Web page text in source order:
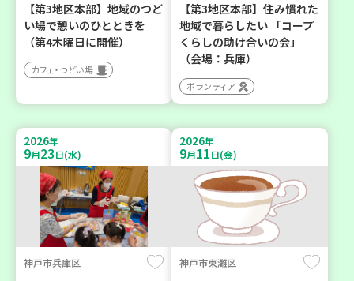
【第3地区本部】地域のつど
い場で憩いのひとときを
（第4木曜日に開催）
カフェ・つどい場
【第3地区本部】住み慣れた
地域で暮らしたい 「コープ
くらしの助け合いの会」
（会場：兵庫）
ボランティア
2026年
9月23日(水)
神戸市兵庫区
2026年
9月11日(金)
神戸市東灘区